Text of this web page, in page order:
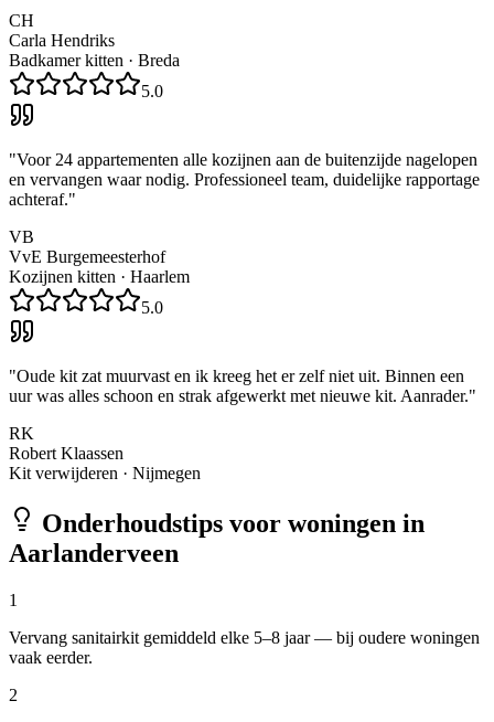
CH
Carla Hendriks
Badkamer kitten · Breda
5.0
"Voor 24 appartementen alle kozijnen aan de buitenzijde nagelopen
en vervangen waar nodig. Professioneel team, duidelijke rapportage
achteraf."
VB
VvE Burgemeesterhof
Kozijnen kitten · Haarlem
5.0
"Oude kit zat muurvast en ik kreeg het er zelf niet uit. Binnen een
uur was alles schoon en strak afgewerkt met nieuwe kit. Aanrader."
RK
Robert Klaassen
Kit verwijderen · Nijmegen
Onderhoudstips voor woningen in
Aarlanderveen
1
Vervang sanitairkit gemiddeld elke 5–8 jaar — bij oudere woningen
vaak eerder.
2